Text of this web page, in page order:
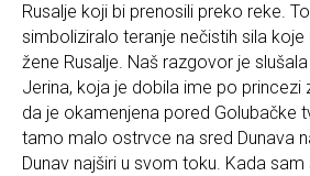
Rusalje koji bi prenosili preko reke.
simboliziralo teranje nečistih sila
žene Rusalje. Naš razgovor je
Jerina, koja je dobila ime po princezi
da je okamenjena pored Golubačke
tamo malo ostrvce na sred Dunava
Dunav najširi u svom toku. Kada